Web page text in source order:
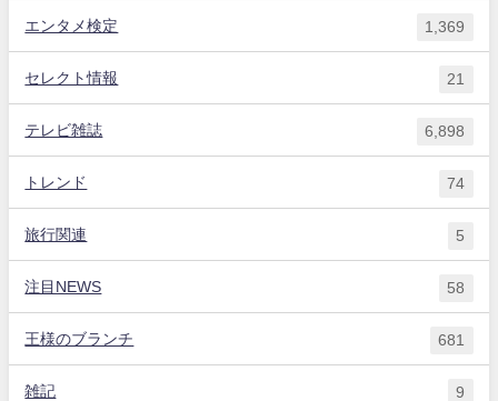
エンタメ検定 1,369
セレクト情報 21
テレビ雑誌 6,898
トレンド 74
旅行関連 5
注目NEWS 58
王様のブランチ 681
雑記 9